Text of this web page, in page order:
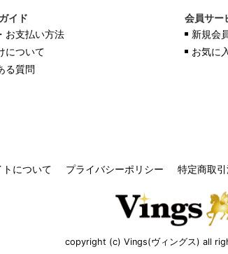
イド
お支払い方法
について
る質問
会員サー
新規会
お気に
トについて プライバシーポリシー 特定商取
copyright (c) Vings(ヴィングス) all